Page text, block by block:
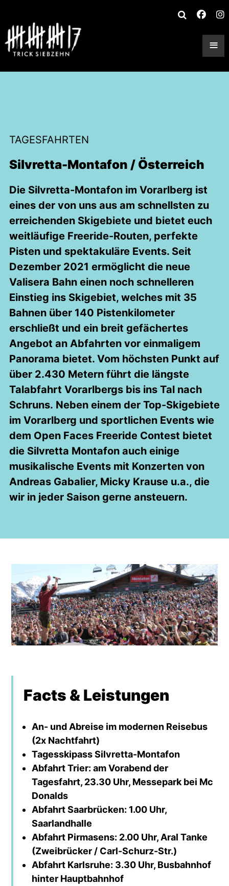
≡
TAGESFAHRTEN
Silvretta-Montafon / Österreich
Die Silvretta-Montafon im Vorarlberg ist
eines der von uns aus am schnellsten zu
erreichenden Skigebiete und bietet euch
weitläufige Freeride-Routen, perfekte
Pisten und spektakuläre Events. Seit
Dezember 2021 ermöglicht die neue
Valisera Bahn einen noch schnelleren
Einstieg ins Skigebiet, welches mit 35
Bahnen über 140 Pistenkilometer
erschließt und ein breit gefächertes
Angebot an Abfahrten vor einmaligem
Panorama bietet. Vom höchsten Punkt auf
über 2.430 Metern führt die längste
Talabfahrt Vorarlbergs bis ins Tal nach
Schruns. Neben einem der Top-Skigebiete
im Vorarlberg und sportlichen Events wie
dem Open Faces Freeride Contest bietet
die Silvretta Montafon auch einige
musikalische Events mit Konzerten von
Andreas Gabalier, Micky Krause u.a., die
wir in jeder Saison gerne ansteuern.
Facts & Leistungen
An- und Abreise im modernen Reisebus
(2x Nachtfahrt)
Tagesskipass Silvretta-Montafon
Abfahrt Trier: am Vorabend der
Tagesfahrt, 23.30 Uhr, Messepark bei Mc
Donalds
Abfahrt Saarbrücken: 1.00 Uhr,
Saarlandhalle
Abfahrt Pirmasens: 2.00 Uhr, Aral Tanke
(Zweibrücker / Carl-Schurz-Str.)
Abfahrt Karlsruhe: 3.30 Uhr, Busbahnhof
hinter Hauptbahnhof